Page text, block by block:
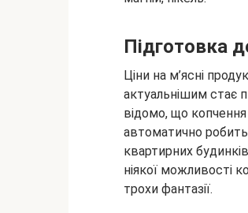
Підготовка
Ціни на м’ясні
актуальнішим стає
відомо, що копчення
автоматично
квартирних
ніякої можливості
трохи фантазії.